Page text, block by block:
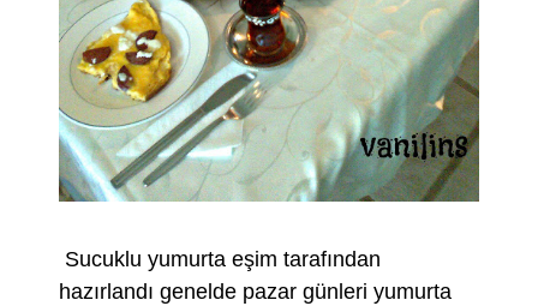
Sucuklu yumurta eşim tarafından
hazırlandı genelde pazar günleri yumurta